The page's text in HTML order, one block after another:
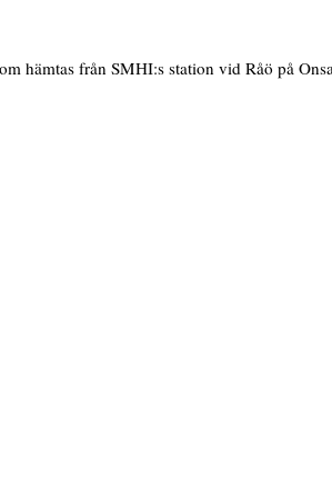
hämtas från SMHI:s station vid Råö på